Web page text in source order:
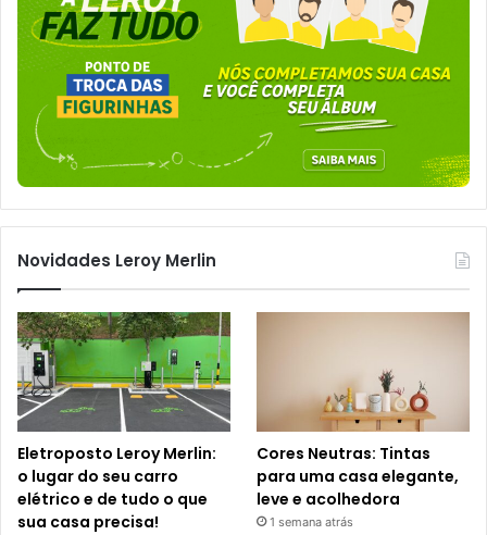
Novidades Leroy Merlin
Eletroposto Leroy Merlin:
o lugar do seu carro
elétrico e de tudo o que
sua casa precisa!
Cores Neutras: Tintas
para uma casa elegante,
leve e acolhedora
1 semana atrás